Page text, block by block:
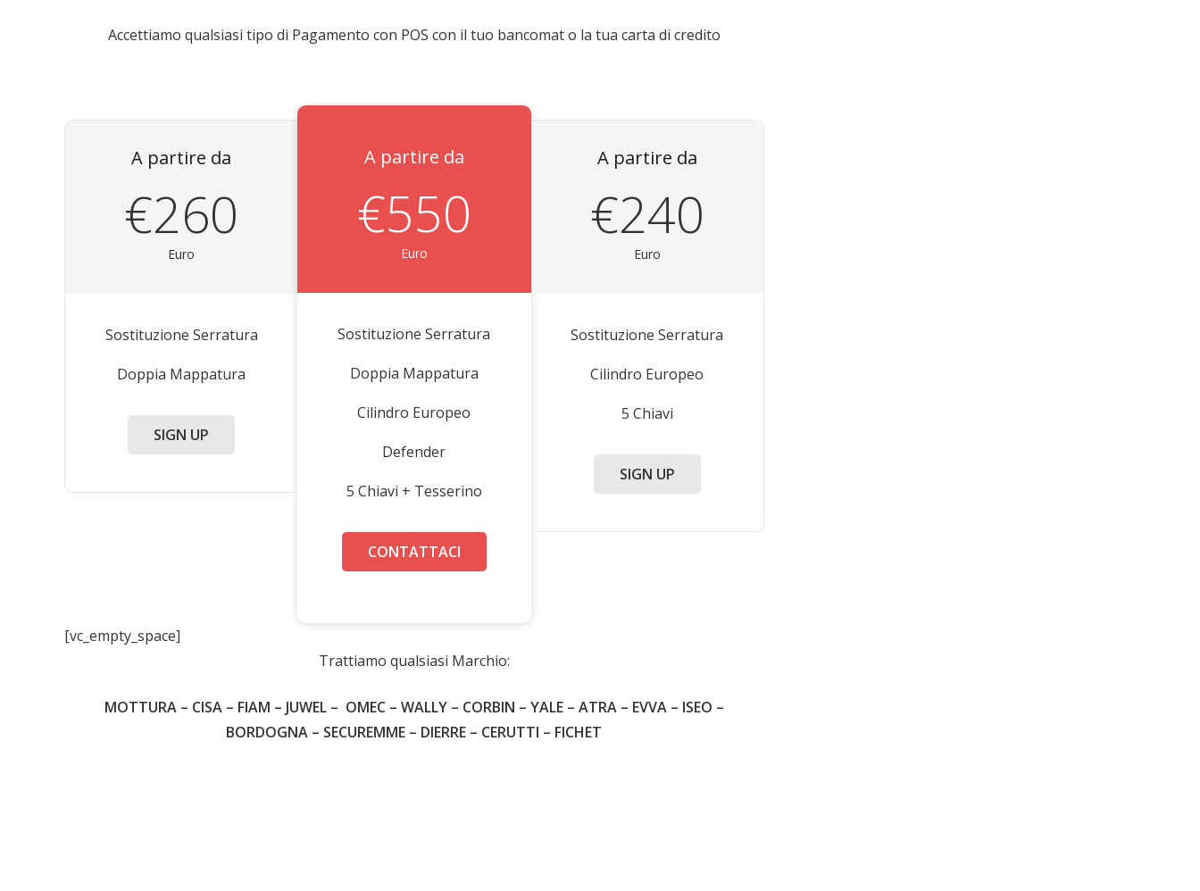
Accettiamo qualsiasi tipo di Pagamento con POS con il tuo bancomat o la tua carta di credito
A partire da
€260
Euro
Sostituzione Serratura
Doppia Mappatura
SIGN UP
A partire da
€550
Euro
Sostituzione Serratura
Doppia Mappatura
Cilindro Europeo
Defender
5 Chiavi + Tesserino
CONTATTACI
A partire da
€240
Euro
Sostituzione Serratura
Cilindro Europeo
5 Chiavi
SIGN UP
[vc_empty_space]
Trattiamo qualsiasi Marchio:
MOTTURA – CISA – FIAM – JUWEL – OMEC – WALLY – CORBIN – YALE – ATRA – EVVA – ISEO –
BORDOGNA – SECUREMME – DIERRE – CERUTTI – FICHET